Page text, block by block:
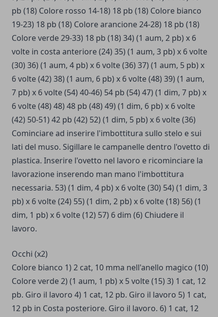
pb (18) Colore rosso 14-18) 18 pb (18) Colore bianco
19-23) 18 pb (18) Colore arancione 24-28) 18 pb (18)
Colore verde 29-33) 18 pb (18) 34) (1 aum, 2 pb) x 6
volte in costa anteriore (24) 35) (1 aum, 3 pb) x 6 volte
(30) 36) (1 aum, 4 pb) x 6 volte (36) 37) (1 aum, 5 pb) x
6 volte (42) 38) (1 aum, 6 pb) x 6 volte (48) 39) (1 aum,
7 pb) x 6 volte (54) 40-46) 54 pb (54) 47) (1 dim, 7 pb) x
6 volte (48) 48) 48 pb (48) 49) (1 dim, 6 pb) x 6 volte
(42) 50-51) 42 pb (42) 52) (1 dim, 5 pb) x 6 volte (36)
Cominciare ad inserire l'imbottitura sullo stelo e sui
lati del muso. Sigillare le campanelle dentro l'ovetto di
plastica. Inserire l'ovetto nel lavoro e ricominciare la
lavorazione inserendo man mano l'imbottitura
necessaria. 53) (1 dim, 4 pb) x 6 volte (30) 54) (1 dim, 3
pb) x 6 volte (24) 55) (1 dim, 2 pb) x 6 volte (18) 56) (1
dim, 1 pb) x 6 volte (12) 57) 6 dim (6) Chiudere il
lavoro.
Occhi (x2)
Colore bianco 1) 2 cat, 10 mma nell'anello magico (10)
Colore verde 2) (1 aum, 1 pb) x 5 volte (15) 3) 1 cat, 12
pb. Giro il lavoro 4) 1 cat, 12 pb. Giro il lavoro 5) 1 cat,
12 pb in Costa posteriore. Giro il lavoro. 6) 1 cat, 12